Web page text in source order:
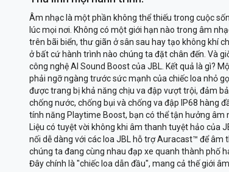
Âm nhạc là một phần không thể thiếu trong cuộc
lúc mọi nơi. Không có một giới hạn nào trong âm
trên bãi biển, thư giãn ở sân sau hay tạo không khí
ở bất cứ hành trình nào chúng ta đặt chân đến. Và
công nghệ AI Sound Boost của JBL. Kết quả là gì?
phải ngỡ ngàng trước sức mạnh của chiếc loa nhỏ
được trang bị khả năng chịu va đập vượt trội, đảm
chống nước, chống bụi và chống va đập IP68 hàng
tính năng Playtime Boost, bạn có thể tận hưởng âm
Liệu có tuyệt vời không khi âm thanh tuyệt hảo của
nối dễ dàng với các loa JBL hỗ trợ Auracast™ để
chúng ta đang cùng nhau đạp xe quanh thành phố
Đây chính là "chiếc loa dẫn đầu", mang cả thế giới